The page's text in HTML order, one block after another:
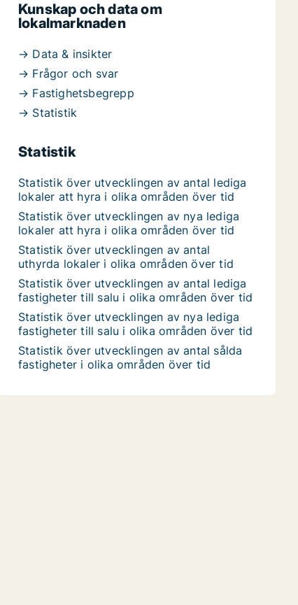
Kunskap och data om
lokalmarknaden
→ Data & insikter
→ Frågor och svar
→ Fastighetsbegrepp
→ Statistik
Statistik
Statistik över utvecklingen av antal lediga
lokaler att hyra i olika områden över tid
Statistik över utvecklingen av nya lediga
lokaler att hyra i olika områden över tid
Statistik över utvecklingen av antal
uthyrda lokaler i olika områden över tid
Statistik över utvecklingen av antal lediga
fastigheter till salu i olika områden över tid
Statistik över utvecklingen av nya lediga
fastigheter till salu i olika områden över tid
Statistik över utvecklingen av antal sålda
fastigheter i olika områden över tid